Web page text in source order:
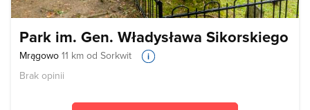
Park im. Gen. Władysława Sikorskiego
Mrągowo 11 km od Sorkwit
Brak opinii